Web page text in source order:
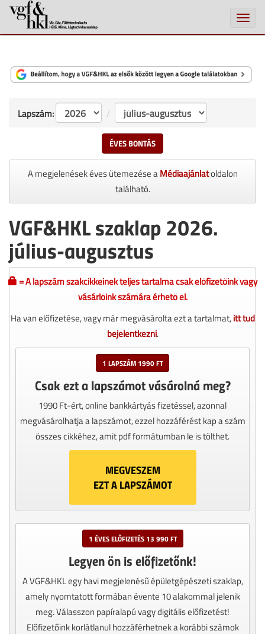
Toggle
Lapszám:
ÉVES BONTÁS
A megjelenések éves ütemezése aMédiaajánlatoldalon
található.
VGF&HKL szaklap 2026.
július-augusztus
= A lapszám szakcikkeinek teljes tartalma csak előfizetőink vagy
vásárlóink számára érhető el.
Ha van előfizetése, vagy már megvásárolta ezt a tartalmat,itt tud
bejelentkezni.
1 LAPSZÁM 1990 FT
Csak ezt a lapszámot vásárolná meg?
1990 Ft-ért, online bankkártyás fizetéssel, azonnal
megvásárolhatja a lapszámot, ezzel hozzáférést kap a szám
összes cikkéhez, amit pdf formátumban le is tölthet.
MEGVESZEM
EZT A LAPSZÁMOT
1 ÉVES ELŐFIZETÉS 13 990 FT
Legyen ön is előfizetőnk!
A VGF&HKL egy havi megjelenésű épületgépészeti szaklap,
amely nyomtatott formában évente 10 alakommal jelenik
meg. Válasszon papíralapú vagy digitális előfizetést!
Előfizetőink korlátlanul hozzáférhetnek a korábbi számok